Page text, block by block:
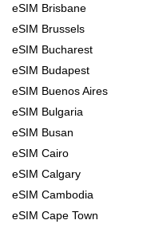
eSIM Brisbane
eSIM Brussels
eSIM Bucharest
eSIM Budapest
eSIM Buenos Aires
eSIM Bulgaria
eSIM Busan
eSIM Cairo
eSIM Calgary
eSIM Cambodia
eSIM Cape Town